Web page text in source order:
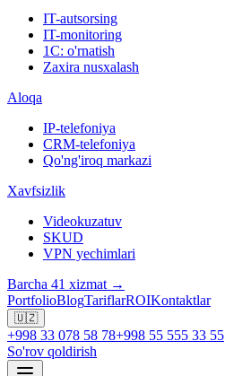
IT-autsorsing
IT-monitoring
1C: o'rnatish
Zaxira nusxalash
Aloqa
IP-telefoniya
CRM-telefoniya
Qo'ng'iroq markazi
Xavfsizlik
Videokuzatuv
SKUD
VPN yechimlari
Barcha 41 xizmat →
PortfolioBlogTariflarROIKontaktlar
🇺🇿
+998 33 078 58 78+998 55 555 33 55
So'rov qoldirish